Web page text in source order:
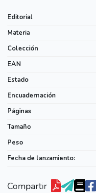
Editorial
Materia
Colección
EAN
Estado
Encuadernación
Páginas
Tamaño
Peso
Fecha de lanzamiento:
Compartir